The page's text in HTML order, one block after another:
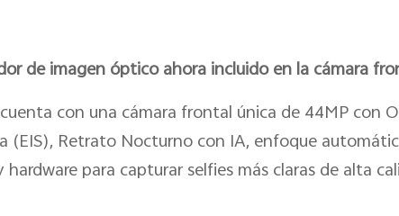
de imagen óptico ahora incluido en la cámara
cuenta con una cámara frontal única de 44MP con
(EIS), Retrato Nocturno con IA, enfoque
hardware para capturar selfies más claras de alta